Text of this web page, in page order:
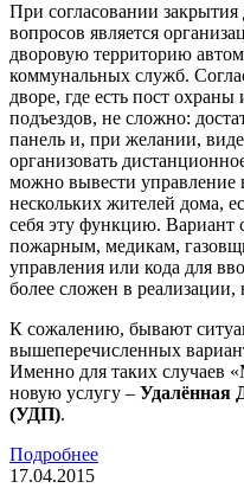
При согласовании
вопросов является
дворовую территорию
коммунальных служб.
дворе, где есть пост
подъездов, не сложно:
панель и, при желании,
организовать
можно вывести управление
нескольких жителей дома,
себя эту функцию. Вариант
пожарным, медикам,
управления или кода для
более сложен в
К сожалению, бывают
вышеперечисленных
Именно для таких случаев
новую услугу – Удалённая
(УДП).
Подробнее
17.04.2015